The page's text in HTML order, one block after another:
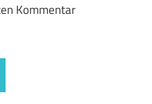
Kommentar